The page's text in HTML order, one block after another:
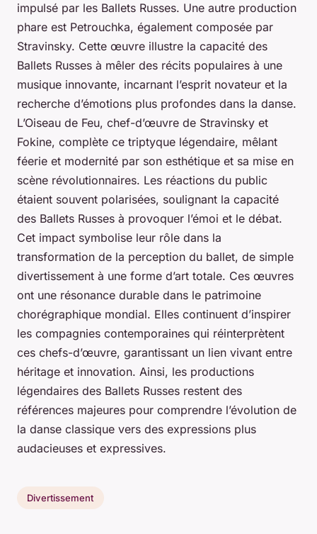
impulsé par les Ballets Russes. Une autre production
phare est Petrouchka, également composée par
Stravinsky. Cette œuvre illustre la capacité des
Ballets Russes à mêler des récits populaires à une
musique innovante, incarnant l’esprit novateur et la
recherche d’émotions plus profondes dans la danse.
L’Oiseau de Feu, chef-d’œuvre de Stravinsky et
Fokine, complète ce triptyque légendaire, mêlant
féerie et modernité par son esthétique et sa mise en
scène révolutionnaires. Les réactions du public
étaient souvent polarisées, soulignant la capacité
des Ballets Russes à provoquer l’émoi et le débat.
Cet impact symbolise leur rôle dans la
transformation de la perception du ballet, de simple
divertissement à une forme d’art totale. Ces œuvres
ont une résonance durable dans le patrimoine
chorégraphique mondial. Elles continuent d’inspirer
les compagnies contemporaines qui réinterprètent
ces chefs-d’œuvre, garantissant un lien vivant entre
héritage et innovation. Ainsi, les productions
légendaires des Ballets Russes restent des
références majeures pour comprendre l’évolution de
la danse classique vers des expressions plus
audacieuses et expressives.
Divertissement